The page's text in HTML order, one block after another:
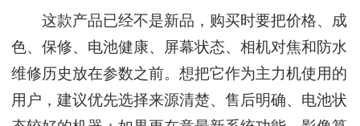
这款产品已经不是新品，购买时要把价格、成
色、保修、电池健康、屏幕状态、相机对焦和防水
维修历史放在参数之前。想把它作为主力机使用的
用户，建议优先选择来源清楚、售后明确、电池状